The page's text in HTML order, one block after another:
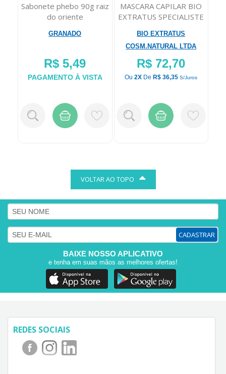
Sabonete phebo 90g raiz
do oriente
GRANADO
R$ 5,49
PAGAMENTO À VISTA
MASCARA CAPILAR BIO
EXTRATUS SPECIALISTE
BIO EXTRATUS
COSM.NATURAL LTDA
R$ 72,70
Ou 2X DeR$ 36,35 S/juros
VOLTAR AO TOPO
CADASTRAR
BAIXE NOSSO APLICATIVO
e tenha em suas mãos as melhores ofertas!
REDES SOCIAIS